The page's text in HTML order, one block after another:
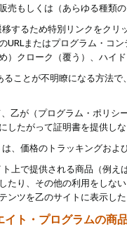
売もしくは（あらゆる種類
するため特別リンクをク
URLまたはプログラム・コ
）クローク（覆う）、ハイ
ことが不明瞭になる方法
乙が（プログラム・ポリ
したがって証明書を提供し
、価格のトラッキングお
上で提供される商品（例
たり、その他の利用をしな
ンツを乙のサイトに表示し
イト・プログラムの商